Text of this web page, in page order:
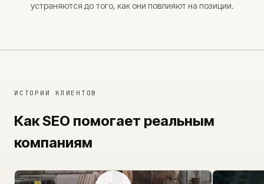
устраняются до того, как они повлияют на позиции.
ИСТОРИИ КЛИЕНТОВ
Как SEO помогает реальным
компаниям